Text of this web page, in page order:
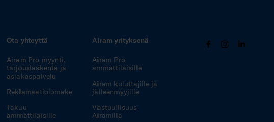
Ota yhteyttä
Airam Pro myynti,
tarjouslaskenta ja
asiakaspalvelu
Reklamaatiolomake
Takuu
ammattilaisille
Airam yrityksenä
Airam Pro
ammattilaisille
Airam kuluttajille ja
jälleenmyyjille
Vastuullisuus
Airamilla